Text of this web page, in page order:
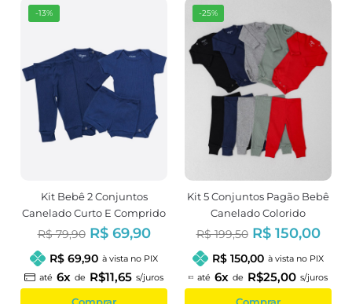
-13%
Kit Bebê 2 Conjuntos
Canelado Curto E Comprido
Azul Marinho
R$ 79,90 R$ 69,90
R$ 69,90 à vista no PIX
até 6x de R$11,65 s/juros
-25%
Kit 5 Conjuntos Pagão Bebê
Canelado Colorido
R$ 199,50 R$ 150,00
R$ 150,00 à vista no PIX
até 6x de R$25,00 s/juros